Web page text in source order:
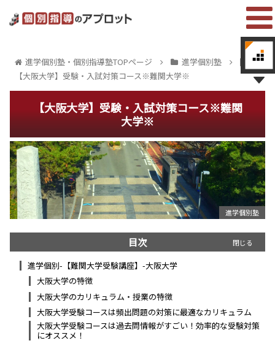
進学個別塾・個別指導塾TOPページ
進学個別塾
【大阪大学】受験・入試対策コース※難関大学※
【大阪大学】受験・入試対策コース※難関
大学※
進学個別塾
目次
進学個別-【難関大学受験講座】-大阪大学
大阪大学の特徴
大阪大学のカリキュラム・授業の特徴
大阪大学受験コースは頻出問題の対策に最適なカリキュラム
大阪大学受験コースは過去問情報がすごい！効率的な受験対策
にオススメ！